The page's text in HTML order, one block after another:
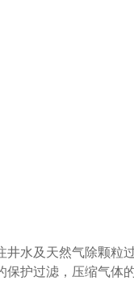
水及天然气除颗粒过
护过滤，压缩气体的